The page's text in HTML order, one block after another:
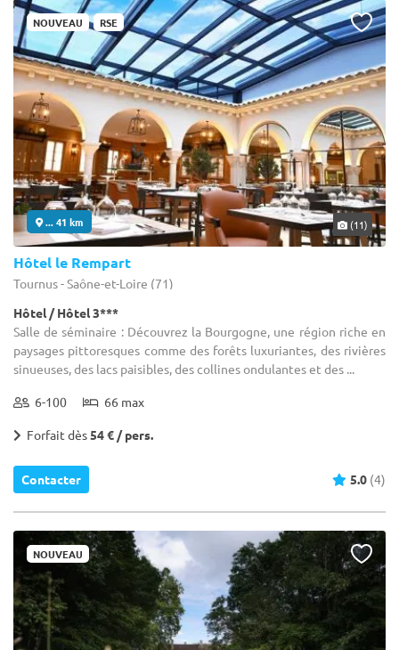
NOUVEAU RSE
... 41 km (11)
Hôtel le Rempart
Tournus - Saône-et-Loire (71)
Hôtel / Hôtel 3***
Salle de séminaire : Découvrez la Bourgogne, une région riche en
paysages pittoresques comme des forêts luxuriantes, des rivières
sinueuses, des lacs paisibles, des collines ondulantes et des ...
6-100 66 max
Forfait dès54 € / pers.
Contacter 5.0 (4)
NOUVEAU